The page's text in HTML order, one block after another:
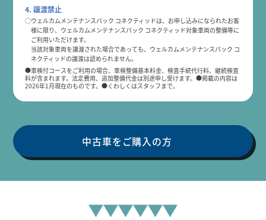
4. 譲渡禁止
○ウェルカムメンテナンスパック コネクティッドは、お申し込みになられたお客
様に限り、ウェルカムメンテナンスパック コネクティッド対象車両の整備等に
ご利用いただけます。
当該対象車両を譲渡された場合であっても、ウェルカムメンテナンスパック コ
ネクティッドの譲渡は認められません。
●車検付コースをご利用の場合、車検整備基本料金、検査手続代行料、継続検査
料が含まれます。法定費用、追加整備代金は別途申し受けます。●掲載の内容は
2026年1月現在のものです。●くわしくはスタッフまで。
中古車をご購入の方